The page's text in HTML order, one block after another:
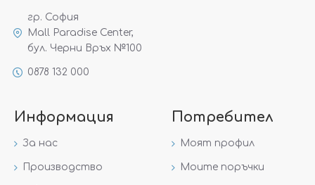
гр. София
Mall Paradise Center,
бул. Черни Връх №100
0878 132 000
Информация
За нас
Производство
Потребител
Моят профил
Моите поръчки